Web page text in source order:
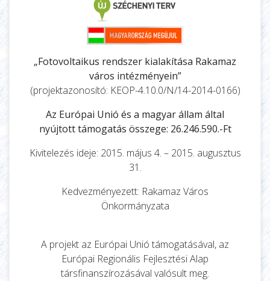
„Fotovoltaikus rendszer kialakítása Rakamaz
város intézményein”
(projektazonosító: KEOP-4.10.0/N/14-2014-0166)
Az Európai Unió és a magyar állam által
nyújtott támogatás összege: 26.246.590.-Ft
Kivitelezés ideje: 2015. május 4. – 2015. augusztus
31.
Kedvezményezett: Rakamaz Város
Önkormányzata
A projekt az Európai Unió támogatásával, az
Európai Regionális Fejlesztési Alap
társfinanszírozásával valósult meg.